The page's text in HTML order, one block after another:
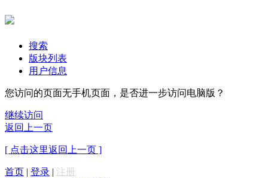
搜索
版块列表
用户信息
您访问的页面无手机页面，是否进一步访问电脑版？
继续访问
返回上一页
[ 点击这里返回上一页 ]
首页 | 登录 | 注册